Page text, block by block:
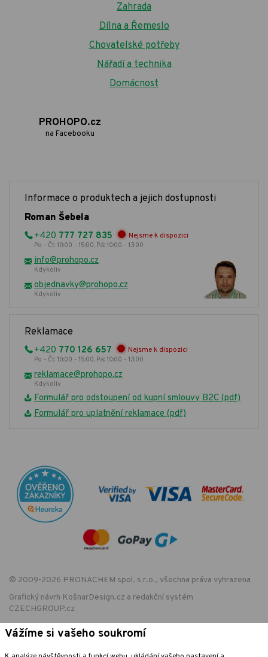
Zahrada
Dílna a Řemeslo
Chovatelské potřeby
Nářadí a technika
Domácnost
PROHOPO.cz
na Facebooku
Informace o produktech a jejich dostupnosti
Roman Šebela
+420 777 727 835 Nejsme k dispozici
Po - Čt: 10:00 - 15:00, Pá: 10:00 - 13:00
info@prohopo.cz
Kdykoliv
objednavky@prohopo.cz
Kdykoliv
Reklamace
+420 770 126 657 Nejsme k dispozici
Po - Čt: 10:00 - 15:00, Pá: 10:00 - 13:00
reklamace@prohopo.cz
Kdykoliv
Formulář pro odstoupení od kupní smlouvy B2C (pdf)
Formulář pro uplatnění reklamace (pdf)
© 2009-2026 PRONACHEM spol. s r.o., všechna práva vyhrazena
Grafický návrh KošnarDesign.cz a redakční systém
CZECHGROUP.cz
EET - označení provozovny:
Vážíme si vašeho soukromí